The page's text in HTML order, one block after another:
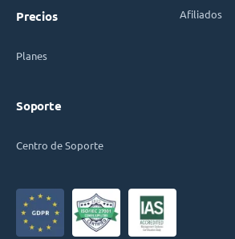
Precios
Planes
Soporte
Centro de Soporte
Afiliados